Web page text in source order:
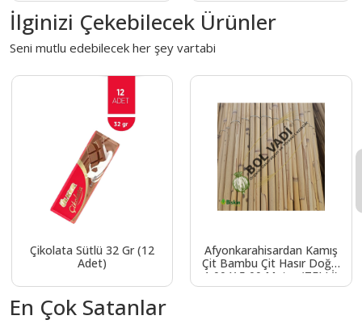
İlginizi Çekebilecek Ürünler
Seni mutlu edebilecek her şey vartabi
Çikolata Sütlü 32 Gr (12
Adet)
Afyonkarahisardan Kamış
Çit Bambu Çit Hasır Doğal
1,00 X 5,00 Metre (TELLİ)
En Çok Satanlar